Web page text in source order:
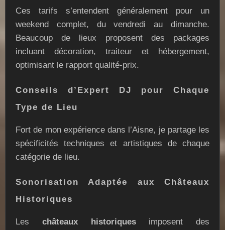
Ces tarifs s’entendent généralement pour un
weekend complet, du vendredi au dimanche.
Beaucoup de lieux proposent des packages
incluant décoration, traiteur et hébergement,
optimisant le rapport qualité-prix.
Conseils d’Expert DJ pour Chaque
Type de Lieu
Fort de mon expérience dans l’Aisne, je partage les
spécificités techniques et artistiques de chaque
catégorie de lieu.
Sonorisation Adaptée aux Châteaux
Historiques
Les châteaux historiquesimposent des